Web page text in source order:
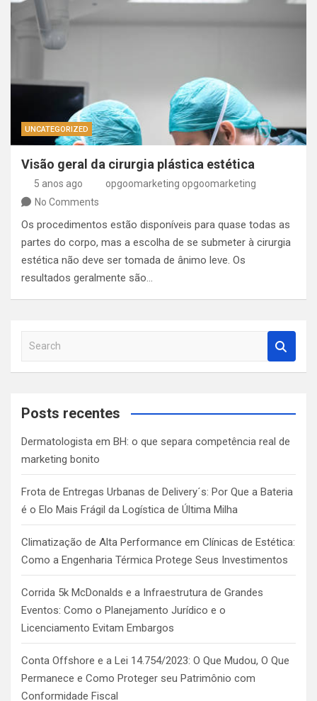
UNCATEGORIZED
Visão geral da cirurgia plástica estética
5 anos ago
opgoomarketing opgoomarketing
No Comments
Os procedimentos estão disponíveis para quase todas as
partes do corpo, mas a escolha de se submeter à cirurgia
estética não deve ser tomada de ânimo leve. Os
resultados geralmente são…
a
c
Posts recentes
Dermatologista em BH: o que separa competência real de
marketing bonito
Frota de Entregas Urbanas de Delivery´s: Por Que a Bateria
é o Elo Mais Frágil da Logística de Última Milha
Climatização de Alta Performance em Clínicas de Estética:
Como a Engenharia Térmica Protege Seus Investimentos
Corrida 5k McDonalds e a Infraestrutura de Grandes
Eventos: Como o Planejamento Jurídico e o
Licenciamento Evitam Embargos
Conta Offshore e a Lei 14.754/2023: O Que Mudou, O Que
Permanece e Como Proteger seu Patrimônio com
Conformidade Fiscal